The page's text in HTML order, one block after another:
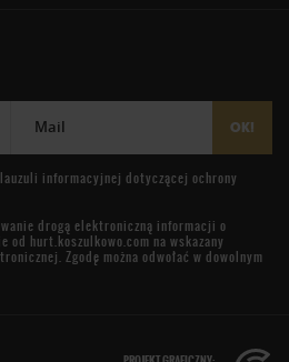
Mail OK!
informacyjnej dotyczącej ochrony
drogą elektroniczną informacji o
od hurt.koszulkowo.com na wskazany
Zgodę można odwołać w dowolnym